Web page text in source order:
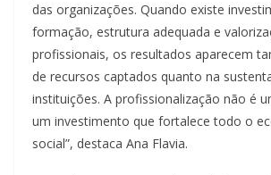
das organizações. Quando existe
formação, estrutura adequada e
profissionais, os resultados aparecem
de recursos captados quanto na
instituições. A profissionalização não é
um investimento que fortalece todo o
social”, destaca Ana Flavia.